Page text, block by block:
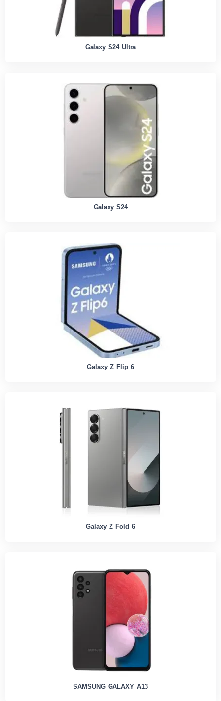
Galaxy S24 Ultra
Galaxy S24
Galaxy Z Flip 6
Galaxy Z Fold 6
SAMSUNG GALAXY A13